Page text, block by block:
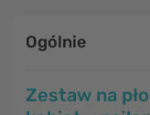
Ogólnie
Zestaw na